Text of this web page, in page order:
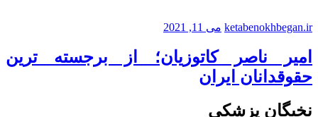
ketabenokhbegan.ir می 11, 2021
امیر ناصر کاتوزیان؛ از برجسته ترین
حقوقدانان ایران
نخبگان پزشکی